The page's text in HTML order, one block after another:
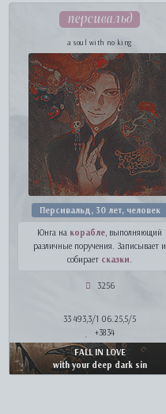
персивальд
a soul with no king
Персивальд, 30 лет, человек
Юнга на корабле, выполняющий
различные поручения. Записывает и
собирает сказки.
3256
33 493,3/1 06.25,5/5
+3834
FALL IN LOVE
with your deep dark sin